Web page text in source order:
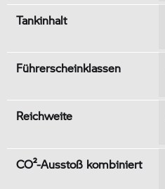
Tankinhalt
Führerscheinklassen
Reichweite
CO²-Ausstoß kombiniert